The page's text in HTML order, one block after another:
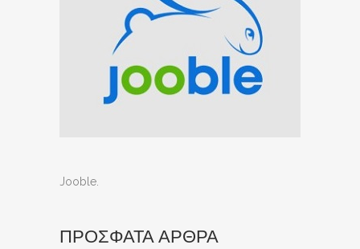
Jooble
ΠΡΟΣΦΑΤΑ ΑΡΘΡΑ